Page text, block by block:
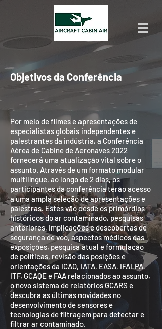
Objetivos da Conferência
Por meio de filmes e apresentações de
especialistas globais independentes e
palestrantes da indústria, a Conferência
Aérea de Cabine de Aeronaves 2022
fornecerá uma atualização vital sobre o
assunto. Através de um formato modular
multilíngue, ao longo de 2 dias, os
participantes da conferência terão acesso
a uma ampla seleção de apresentações e
palestras. Estes vão desde os primórdios
históricos do ar contaminado, pesquisas
anteriores, implicações e descobertas de
segurança de voo, aspectos médicos das
exposições, pesquisa atual e formulação
de políticas, revisão das posições e
orientações da ICAO, IATA, EASA, IFALPA,
ITF, GCAQE e FAA relacionados ao assunto,
o novo sistema de relatórios GCARS e
descubra as últimas novidades no
desenvolvimento de sensores e
tecnologias de filtragem para detectar e
filtrar ar contaminado.